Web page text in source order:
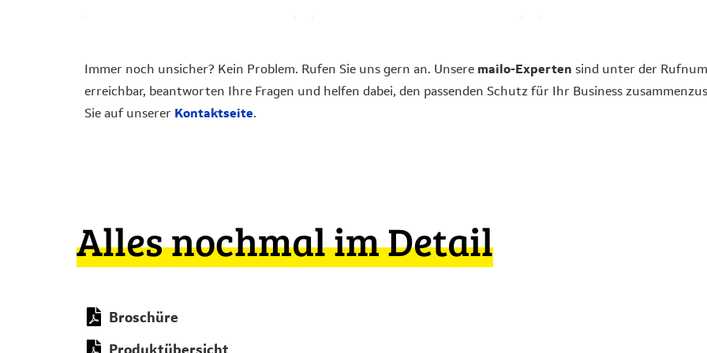
Immer noch unsicher? Kein Problem. Rufen Sie uns gern an. Unsere mailo-Experten sind unter der
erreichbar, beantworten Ihre Fragen und helfen dabei, den passenden Schutz für Ihr Business
Sie auf unserer Kontaktseite.
Alles nochmal im Detail
Broschüre